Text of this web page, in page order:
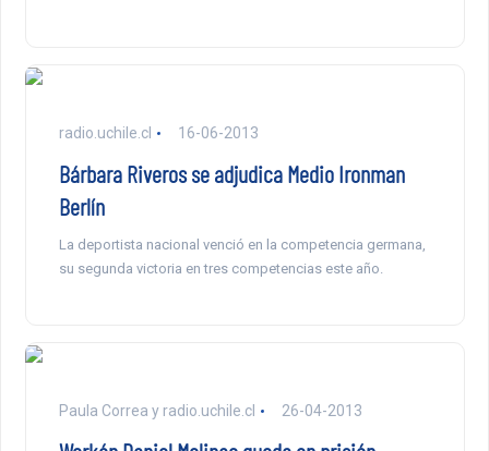
radio.uchile.cl 16-06-2013
Bárbara Riveros se adjudica Medio Ironman
Berlín
La deportista nacional venció en la competencia germana,
su segunda victoria en tres competencias este año.
Paula Correa y radio.uchile.cl 26-04-2013